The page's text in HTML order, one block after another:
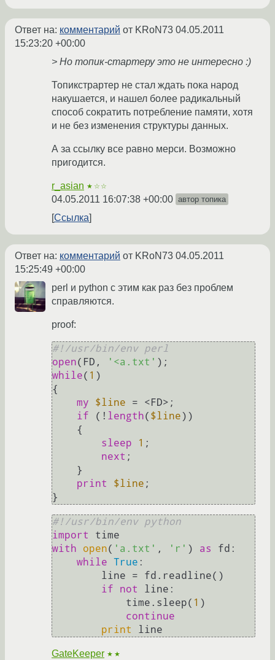
Ответ на: комментарий от KRoN73 04.05.2011
15:23:20 +00:00
> Но топик-стартеру это не интересно :)
Топикстрартер не стал ждать пока народ
накушается, и нашел более радикальный
способ сократить потребление памяти, хотя
и не без изменения структуры данных.
А за ссылку все равно мерси. Возможно
пригодится.
r_asian ★☆☆
04.05.2011 16:07:38 +00:00 автор топика
Ссылка
Ответ на: комментарий от KRoN73 04.05.2011
15:25:49 +00:00
perl и python с этим как раз без проблем
справляются.
proof:
#!/usr/bin/env perl
open(FD, '<a.txt'
while( 1 )
{
my
$line = <FD>;
if (! length( $line))
sleep
1 ;
next ;
print
$line ;
#!/usr/bin/env python
import
with
open( 'a.txt' , 'r' ) as
fd:
while True :
if
not
line:
            time.sleep(
1 )
continue
print
GateKeeper ★★